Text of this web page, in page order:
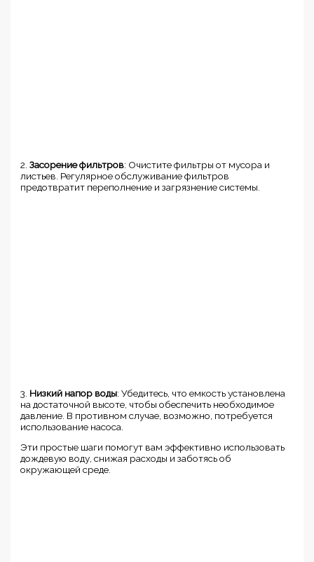
2.Засорение фильтров: Очистите фильтры от мусора и
листьев. Регулярное обслуживание фильтров
предотвратит переполнение и загрязнение системы.
3. Низкий напор воды: Убедитесь, что емкость установлена
на достаточной высоте, чтобы обеспечить необходимое
давление. В противном случае, возможно, потребуется
использование насоса.
Эти простые шаги помогут вам эффективно использовать
дождевую воду, снижая расходы и заботясь об
окружающей среде.